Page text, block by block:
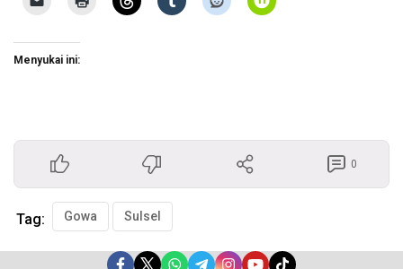
Menyukai ini:
0
Tag: Gowa Sulsel